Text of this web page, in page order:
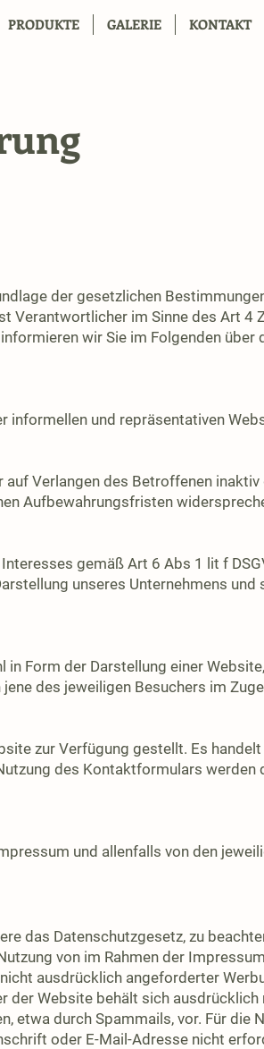
PRODUKTE GALERIE KONTAKT
der gesetzlichen
im Sinne des Art 4
wir Sie im Folgenden
informellen und repräsentativen
auf Verlangen des Betroffenen
Aufbewahrungsfristen
gemäß Art 6 Abs 1 lit f
unseres Unternehmens und
Form der Darstellung einer
des jeweiligen Besuchers im
zur Verfügung gestellt. Es
des Kontaktformulars
und allenfalls von den
das Datenschutzgesetz, zu
von im Rahmen der
ausdrücklich angeforderter
Website behält sich
etwa durch Spammails, vor. Für die
oder E-Mail-Adresse nicht